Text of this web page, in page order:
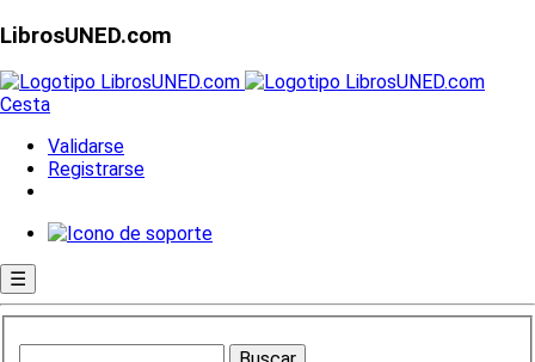
LibrosUNED.com
Cesta
Validarse
Registrarse
☰